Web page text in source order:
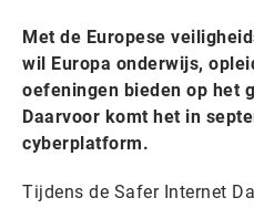
Met de Europese
wil Europa onderwijs,
oefeningen bieden op het
Daarvoor komt het in
cyberplatform.
Tijdens de Safer Internet